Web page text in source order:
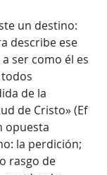
un destino:
describe ese
ser como él es
todos
de la
de Cristo» (Ef
opuesta
la perdición;
rasgo de